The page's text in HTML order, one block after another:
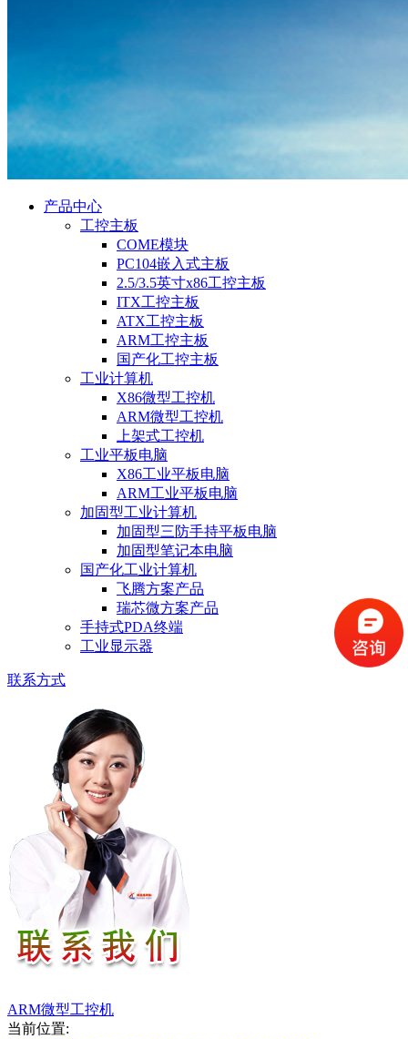
产品中心
工控主板
COME模块
PC104嵌入式主板
2.5/3.5英寸x86工控主板
ITX工控主板
ATX工控主板
ARM工控主板
国产化工控主板
工业计算机
X86微型工控机
ARM微型工控机
上架式工控机
工业平板电脑
X86工业平板电脑
ARM工业平板电脑
加固型工业计算机
加固型三防手持平板电脑
加固型笔记本电脑
国产化工业计算机
飞腾方案产品
瑞芯微方案产品
手持式PDA终端
工业显示器
联系方式
ARM微型工控机
当前位置: